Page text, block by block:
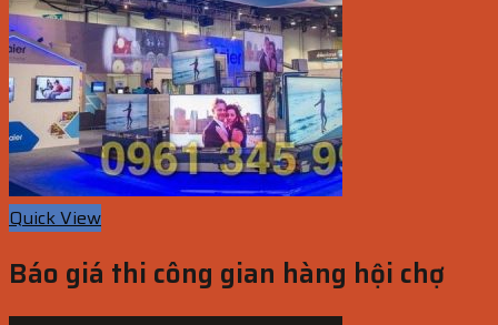
Quick View
Báo giá thi công gian hàng hội chợ